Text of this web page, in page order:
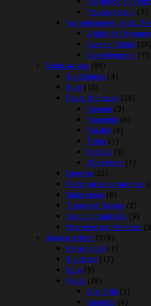
Plantegødning (7)
Varmelegemer og div.
Artikler til
Diverse Teknik (28)
Varmelegemer (7)
Fugle artikler (89)
Bunddække (4)
Bure (10)
Foder & Snacks (29)
Kanarie (3)
Papegøje (6)
Parakit (9)
Trope (1)
Undulat (9)
Æggefoder (1)
Legetøj (22)
Reder og redemateriale
Sidde pinde (8)
Transport Kasser (2)
Vand og madskåle (9)
Vitaminer og Mineraler
Gnaver artikler (218)
Beroligende (1)
Bundstrø (12)
Bure (9)
Foder (28)
Chinchilla (2)
Hamster (6)